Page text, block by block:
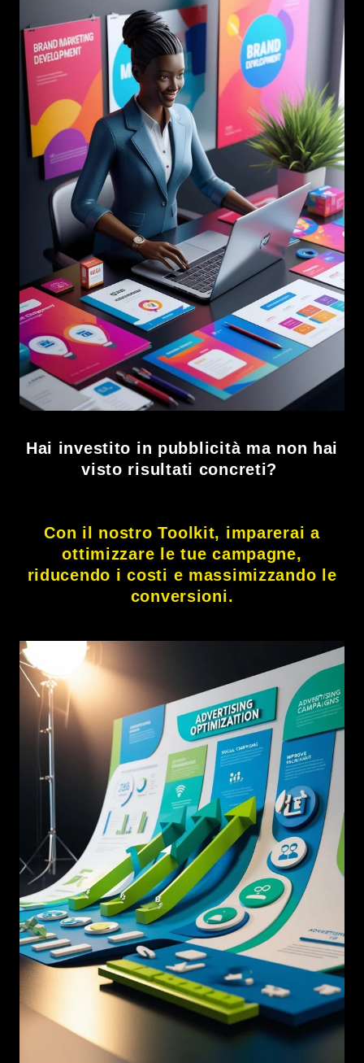
Hai investito in pubblicità ma non hai
visto risultati concreti?
Con il nostro Toolkit, imparerai a
ottimizzare le tue campagne,
riducendo i costi e massimizzando le
conversioni.